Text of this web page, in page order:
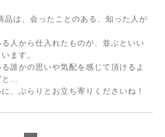
品は、会ったことのある、知った人が
人から仕入れたものが、並ぶといい
ます。
誰かの思いや気配を感じて頂けるよ
と…
、ぶらりとお立ち寄りくださいね！